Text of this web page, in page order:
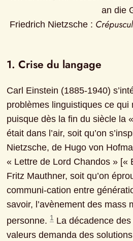
an die
Friedrich Nietzsche :
1. Crise du langage
Carl Einstein (1885-1940)
problèmes linguistiques ce qui
puisque dès la fin du siècle la
était dans l’air, soit qu’on
Nietzsche, de Hugo von
« Lettre de Lord Chandos » [«
Fritz Mauthner, soit qu’on
communi-cation entre
savoir, l’avènement des mass
personne. 1 La décadence
valeurs demanda des